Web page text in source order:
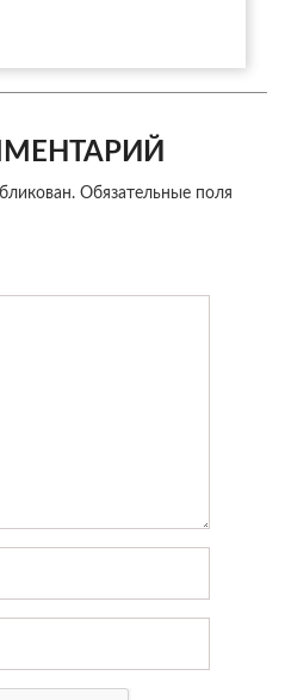
Обязательные поля